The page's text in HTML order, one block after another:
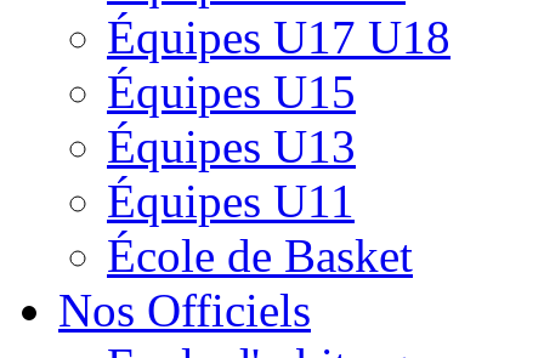
Équipes U17 U18
Équipes U15
Équipes U13
Équipes U11
École de Basket
Nos Officiels